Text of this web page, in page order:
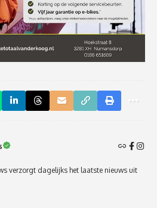
verzorgt dagelijks het laatste nieuws uit